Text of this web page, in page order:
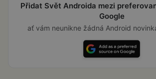
Přidat Svět Androida mezi
Google
ať vám neunikne žádná Android